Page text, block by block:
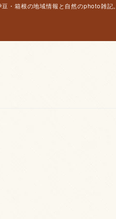
・箱根の地域情報と自然のphoto雑記。